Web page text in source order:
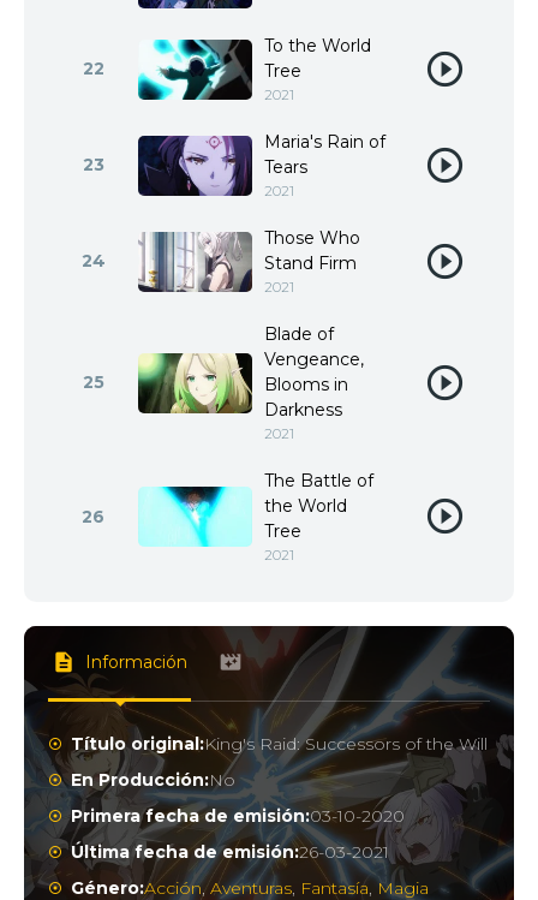
22
To the World
Tree
2021
23
Maria's Rain of
Tears
2021
24
Those Who
Stand Firm
2021
25
Blade of
Vengeance,
Blooms in
Darkness
2021
26
The Battle of
the World
Tree
2021
Información
Título original:King's Raid: Successors of the Will
En Producción:No
Primera fecha de emisión:03-10-2020
Última fecha de emisión:26-03-2021
Género:Acción,Aventuras, Fantasía,Magia